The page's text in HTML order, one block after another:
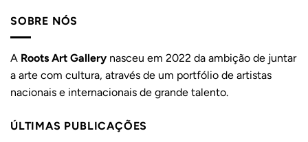
SOBRE NÓS
A Roots Art Gallery nasceu em 2022 da ambição de juntar
a arte com cultura, através de um portfólio de artistas
nacionais e internacionais de grande talento.
ÚLTIMAS PUBLICAÇÕES